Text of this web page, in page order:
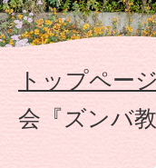
トップページ
会『ズンバ教